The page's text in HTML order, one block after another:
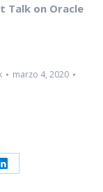
Talk on Oracle
marzo 4, 2020
Share